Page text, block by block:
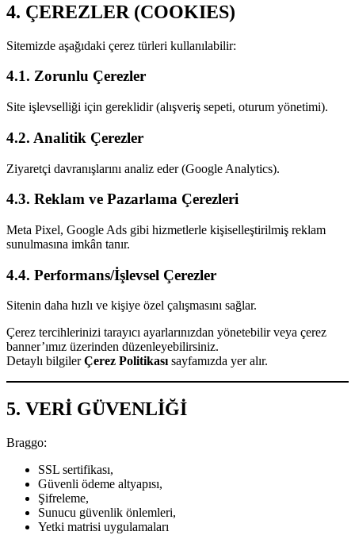
4. ÇEREZLER (COOKIES)
Sitemizde aşağıdaki çerez türleri kullanılabilir:
4.1. Zorunlu Çerezler
Site işlevselliği için gereklidir (alışveriş sepeti, oturum yönetimi).
4.2. Analitik Çerezler
Ziyaretçi davranışlarını analiz eder (Google Analytics).
4.3. Reklam ve Pazarlama Çerezleri
Meta Pixel, Google Ads gibi hizmetlerle kişiselleştirilmiş reklam
sunulmasına imkân tanır.
4.4. Performans/İşlevsel Çerezler
Sitenin daha hızlı ve kişiye özel çalışmasını sağlar.
Çerez tercihlerinizi tarayıcı ayarlarınızdan yönetebilir veya çerez
banner’ımız üzerinden düzenleyebilirsiniz.
Detaylı bilgilerÇerez Politikasısayfamızda yer alır.
5. VERİ GÜVENLİĞİ
Braggo:
SSL sertifikası,
Güvenli ödeme altyapısı,
Şifreleme,
Sunucu güvenlik önlemleri,
Yetki matrisi uygulamaları